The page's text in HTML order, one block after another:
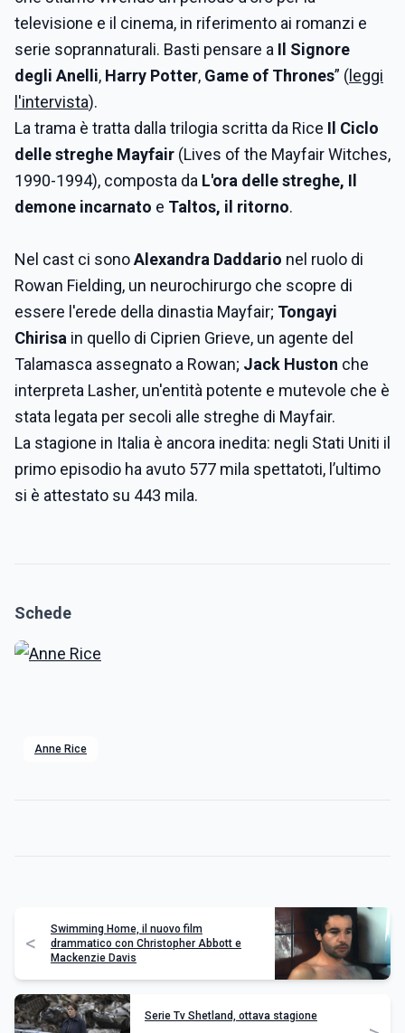
televisione e il cinema, in riferimento ai romanzi e
serie soprannaturali. Basti pensare a Il Signore
degli Anelli, Harry Potter, Game of Thrones” ( leggi
l'intervista).
La trama è tratta dalla trilogia scritta da Rice Il Ciclo
delle streghe Mayfair (Lives of the Mayfair Witches,
1990-1994), composta da L'ora delle streghe, Il
demone incarnato e Taltos, il ritorno.
Nel cast ci sonoAlexandra Daddario nel ruolo di
Rowan Fielding, un neurochirurgo che scopre di
essere l'erede della dinastia Mayfair; Tongayi
Chirisa in quello di Ciprien Grieve, un agente del
Talamasca assegnato a Rowan; Jack Huston che
interpreta Lasher, un'entità potente e mutevole che è
stata legata per secoli alle streghe di Mayfair.
La stagione in Italia è ancora inedita: negli Stati Uniti il
primo episodio ha avuto 577 mila spettatoti, l’ultimo
si è attestato su 443 mila.
Schede
Anne Rice
<
Swimming Home, il nuovo film
drammatico con Christopher Abbott e
Mackenzie Davis
Serie Tv Shetland, ottava stagione